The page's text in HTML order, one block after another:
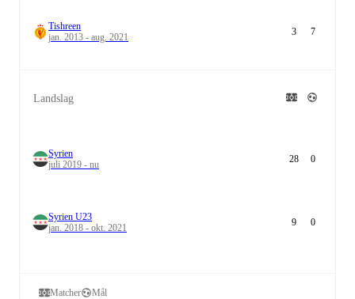
Tishreen
jan. 2013 - aug. 2021
3 7
Landslag
Syrien
juli 2019 - nu
28 0
Syrien U23
jan. 2018 - okt. 2021
9 0
Matcher Mål